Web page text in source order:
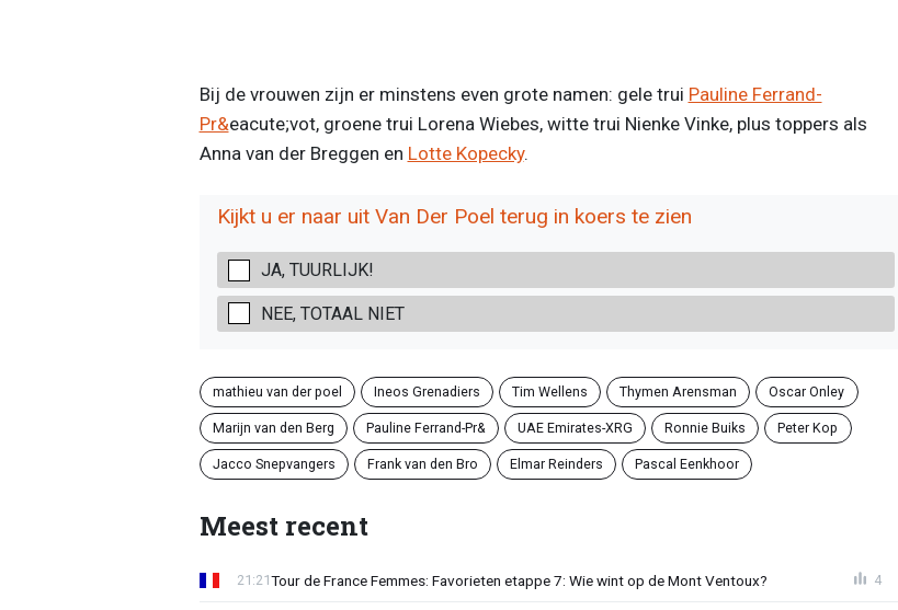
Bij de vrouwen zijn er minstens even grote namen: gele trui Pauline Ferrand-
Pr&eacute;vot, groene trui Lorena Wiebes, witte trui Nienke Vinke, plus toppers als
Anna van der Breggen en Lotte Kopecky.
Kijkt u er naar uit Van Der Poel terug in koers te zien
JA, TUURLIJK!
NEE, TOTAAL NIET
mathieu van der poel Ineos Grenadiers Tim Wellens Thymen Arensman Oscar Onley
Marijn van den Berg Pauline Ferrand-Pr& UAE Emirates-XRG Ronnie Buiks Peter Kop
Jacco Snepvangers Frank van den Bro Elmar Reinders Pascal Eenkhoor
Meest recent
Tour de France Femmes: Favorieten etappe 7: Wie wint op de Mont Ventoux?
21:21 4